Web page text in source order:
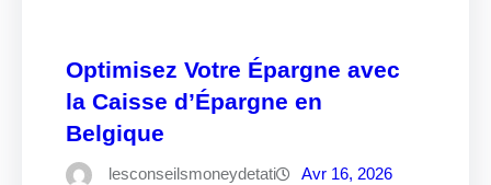
Optimisez Votre Épargne avec
la Caisse d’Épargne en
Belgique
lesconseilsmoneydetati Avr 16, 2026